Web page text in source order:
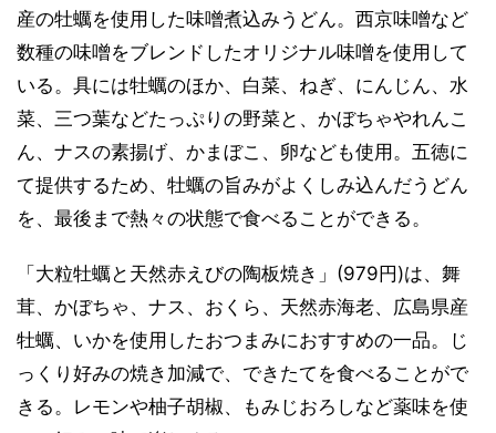
産の牡蠣を使用した味噌煮込みうどん。西京味噌など
数種の味噌をブレンドしたオリジナル味噌を使用して
いる。具には牡蠣のほか、白菜、ねぎ、にんじん、水
菜、三つ葉などたっぷりの野菜と、かぼちゃやれんこ
ん、ナスの素揚げ、かまぼこ、卵なども使用。五徳に
て提供するため、牡蠣の旨みがよくしみ込んだうどん
を、最後まで熱々の状態で食べることができる。
「大粒牡蠣と天然赤えびの陶板焼き」(979円)は、舞
茸、かぼちゃ、ナス、おくら、天然赤海老、広島県産
牡蠣、いかを使用したおつまみにおすすめの一品。じ
っくり好みの焼き加減で、できたてを食べることがで
きる。レモンや柚子胡椒、もみじおろしなど薬味を使